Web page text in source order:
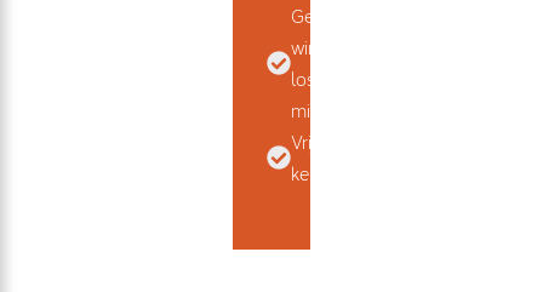
Geen quick
wins, geen
losse
middelen
Vrijblijvend
kennismaken